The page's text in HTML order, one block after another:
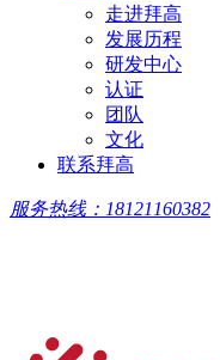
走进拜高
发展历程
研发中心
认证
团队
文化
联系拜高
服务热线：18121160382